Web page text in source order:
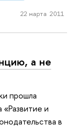
22 марта 2011
а не
прошла
и
в